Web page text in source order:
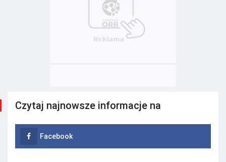
Czytaj najnowsze informacje na
Facebook